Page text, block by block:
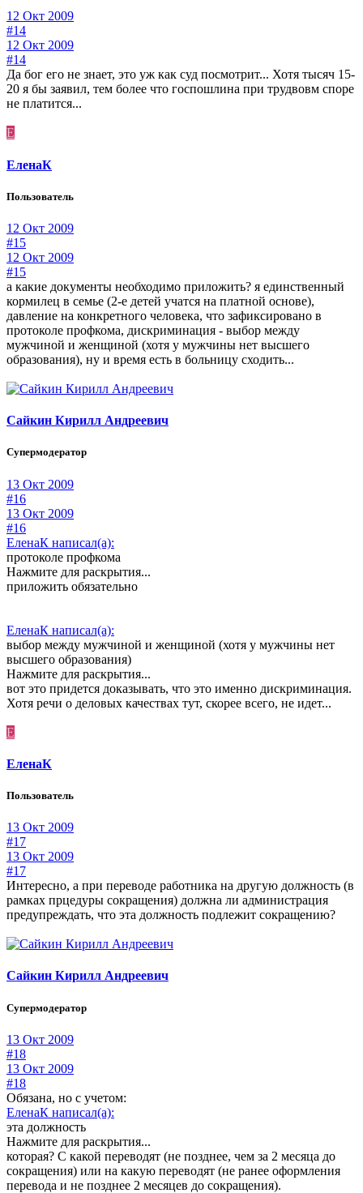
12 Окт 2009
#14
12 Окт 2009
#14
Да бог его не знает, это уж как суд посмотрит... Хотя тысяч 15-
20 я бы заявил, тем более что госпошлина при трудвовм споре
не платится...
Е
ЕленаК
Пользователь
12 Окт 2009
#15
12 Окт 2009
#15
а какие документы необходимо приложить? я единственный
кормилец в семье (2-е детей учатся на платной основе),
давление на конкретного человека, что зафиксировано в
протоколе профкома, дискриминация - выбор между
мужчиной и женщиной (хотя у мужчины нет высшего
образования), ну и время есть в больницу сходить...
Сайкин Кирилл Андреевич
Супермодератор
13 Окт 2009
#16
13 Окт 2009
#16
ЕленаК написал(а):
протоколе профкома
Нажмите для раскрытия...
приложить обязательно
ЕленаК написал(а):
выбор между мужчиной и женщиной (хотя у мужчины нет
высшего образования)
Нажмите для раскрытия...
вот это придется доказывать, что это именно дискриминация.
Хотя речи о деловых качествах тут, скорее всего, не идет...
Е
ЕленаК
Пользователь
13 Окт 2009
#17
13 Окт 2009
#17
Интересно, а при переводе работника на другую должность (в
рамках прцедуры сокращения) должна ли администрация
предупреждать, что эта должность подлежит сокращению?
Сайкин Кирилл Андреевич
Супермодератор
13 Окт 2009
#18
13 Окт 2009
#18
Обязана, но с учетом:
ЕленаК написал(а):
эта должность
Нажмите для раскрытия...
которая? С какой переводят (не позднее, чем за 2 месяца до
сокращения) или на какую переводят (не ранее оформления
перевода и не позднее 2 месяцев до сокращения).